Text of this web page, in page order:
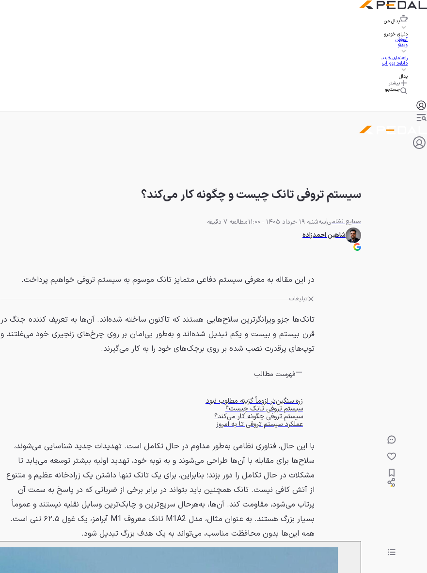
پدال من
دنیای خودرو
آموزش
ویدئو
راهنمای خرید
دانلود زوم اپ
پدال
بیشتر
جستجو
سیستم تروفی تانک چیست و چگونه کار می‌کند؟
صنایع نظامیسه‌شنبه 19 خرداد 1405 - 11:00
مطالعه 7 دقیقه
شاهین احمدزاده
در این مقاله به معرفی سیستم دفاعی متمایز تانک موسوم به سیستم تروفی خواهیم پرداخت.
تبلیغات
تانک‌ها جزو ویرانگرترین سلاح‌هایی هستند که تاکنون ساخته شده‌اند. آن‌ها به تعریف کننده جنگ در
قرن بیستم و بیست و یکم تبدیل شده‌اند و به‌طور بی‌امان بر روی چرخ‌های زنجیری خود می‌غلتند و
توپ‌های پرقدرت نصب شده بر روی برجک‌های خود را به کار می‌گیرند.
فهرست مطالب
زره سنگین‌تر لزوماً گزینه مطلوب نبود
سیستم تروفی تانک چیست؟
سیستم تروفی چگونه کار می‌کند؟
عملکرد سیستم تروفی تا به امروز
با این حال، فناوری نظامی به‌طور مداوم در حال تکامل است. تهدیدات جدید شناسایی می‌شوند،
سلاح‌ها برای مقابله با آن‌ها طراحی می‌شوند و به نوبه خود، تهدید اولیه بیشتر توسعه می‌یابد تا
مشکلات در حال تکامل را دور بزند؛ بنابراین، برای یک تانک تنها داشتن یک زرادخانه عظیم و متنوع
از آتش کافی نیست. تانک همچنین باید بتواند در برابر برخی از ضرباتی که در پاسخ به سمت آن
پرتاب می‌شود، مقاومت کند. آن‌ها، به‌هرحال سریع‌ترین و چابک‌ترین وسایل نقلیه نیستند و عموماً
بسیار بزرگ هستند. به عنوان مثال، مدل M1A2 تانک معروف M1 آبرامز، یک غول ۶۲.۵ تنی است.
همه این‌ها بدون محافظت مناسب، می‌تواند به یک هدف بزرگ تبدیل شود.